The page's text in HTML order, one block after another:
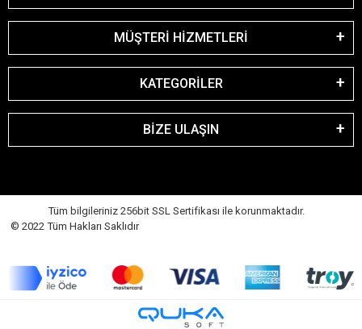
MÜŞTERİ HİZMETLERİ
KATEGORİLER
BİZE ULAŞIN
Tüm bilgileriniz 256bit SSL Sertifikası ile korunmaktadır.
© 2022 Tüm Hakları Saklıdır